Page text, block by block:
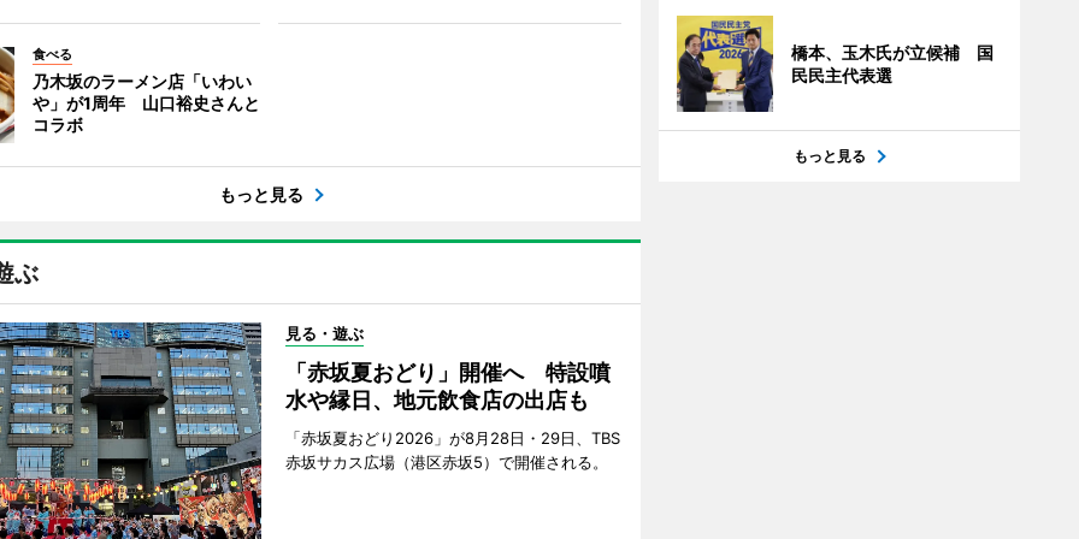
食べる
乃木坂のラーメン店「いわい
や」が1周年 山口裕史さんと
コラボ
もっと見る
ぶ
見る・遊ぶ
「赤坂夏おどり」開催へ 特設噴
水や縁日、地元飲食店の出店も
「赤坂夏おどり2026」が8月28日・29日、TBS
赤坂サカス広場（港区赤坂5）で開催される。
橋本、玉木氏が立候補 国
民民主代表選
もっと見る